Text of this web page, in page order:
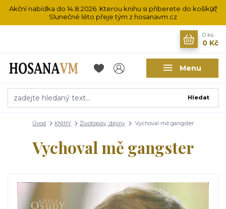
Akční nabídka do 14.8.2026. Kterou knihu si přiberete do košíku?
Slunečné léto přeje tým z hosanavm.cz
Menu
Hledat
0 ks
0 Kč
Úvod KNIHY Životopisy, dějiny Vychoval mě gangster
Vychoval mě gangster